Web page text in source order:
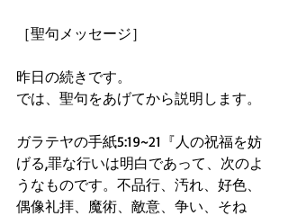
［聖句メッセージ］
昨日の続きです。
では、聖句をあげてから説明します。
ガラテヤの手紙5:19~21『人の祝福を妨
げる,罪な行いは明白であって、次のよ
うなものです。不品行、汚れ、好色、
偶像礼拝、魔術、敵意、争い、そね